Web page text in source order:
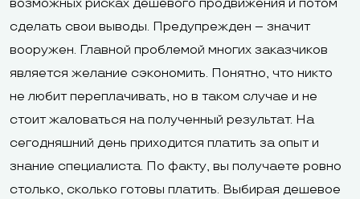
возможных рисках дешевого продвижения и потом
сделать свои выводы. Предупрежден – значит
вооружен. Главной проблемой многих заказчиков
является желание сэкономить. Понятно, что никто
не любит переплачивать, но в таком случае и не
стоит жаловаться на полученный результат. На
сегодняшний день приходится платить за опыт и
знание специалиста. По факту, вы получаете ровно
столько, сколько готовы платить. Выбирая дешевое